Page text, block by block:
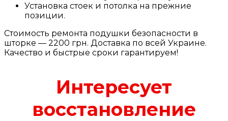
Установка стоек и потолка на прежние
позиции.
Стоимость ремонта подушки безопасности в
шторке — 2200 грн. Доставка по всей Украине.
Качество и быстрые сроки гарантируем!
Интересует
восстановление